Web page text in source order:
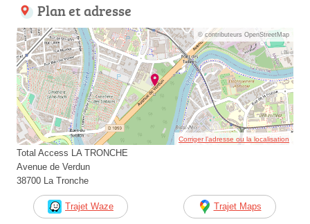
Plan et adresse
© contributeurs OpenStreetMap
Corriger l’adresse ou la localisation
Total Access LA TRONCHE
Avenue de Verdun
38700 La Tronche
Trajet Waze Trajet Maps